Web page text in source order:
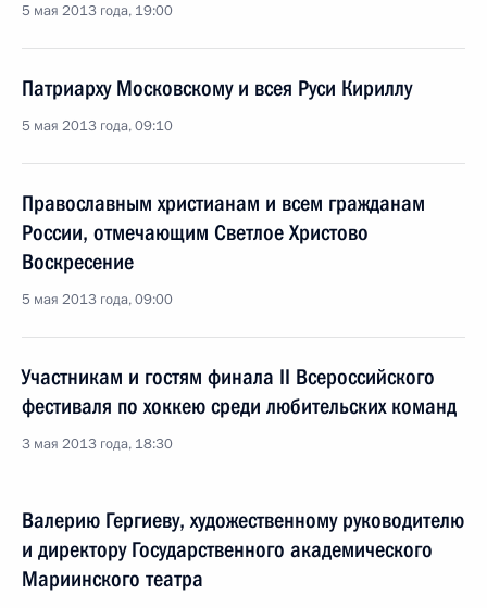
5 мая 2013 года, 19:00
Патриарху Московскому и всея Руси Кириллу
5 мая 2013 года, 09:10
Православным христианам и всем гражданам
России, отмечающим Светлое Христово
Воскресение
5 мая 2013 года, 09:00
Участникам и гостям финала II Всероссийского
фестиваля по хоккею среди любительских команд
3 мая 2013 года, 18:30
Валерию Гергиеву, художественному руководителю
и директору Государственного академического
Мариинского театра